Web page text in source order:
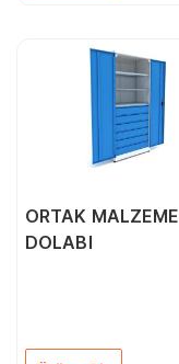
ORTAK MALZEME
DOLABI